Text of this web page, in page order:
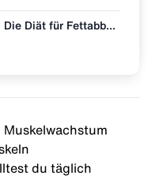
WPF (Wolfs Protein Fasten): Die Diät für Fettabbau & Muskel-Erhalt
du täglich